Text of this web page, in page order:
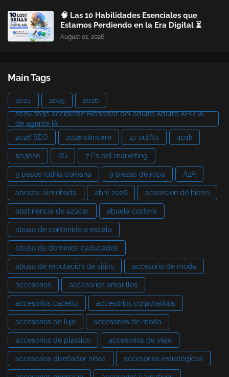
🧠 Las 10 Habilidades Esenciales que
Estamos Perdiendo en la Era Digital ⏳
August 01, 2026
Main Tags
2024 2025
2026
2026 2030 accidente Bienestar del adulto Adulto AEO IA
de agente IA
2026 SEO
2026 skincare 27 outfits 401k
503020 6G 7 Ps del marketing
9 pasos rutina coreana 9 piezas de ropa A2A
abrazar almohada abril 2026 absorción de hierro
abstinencia de azúcar abuela costera
abuso de contenido a escala
abuso de dominios caducados
abuso de reputación de sitios accesorio de moda
accesorios accesorios amarillos
accesorios cabello accesorios corporativos
accesorios de lujo accesorios de moda
accesorios de plástico accesorios de viaje
accesorios diseñador niñas accesorios estratégicos